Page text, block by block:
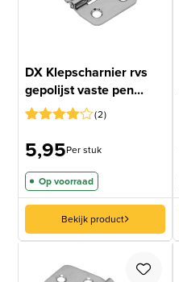
DX Klepscharnier rvs
gepolijst vaste pen...
4op 5
gebaseerd
op
klantbeoordelingen
2
5,95Per stuk
Op voorraad
Bekijk product